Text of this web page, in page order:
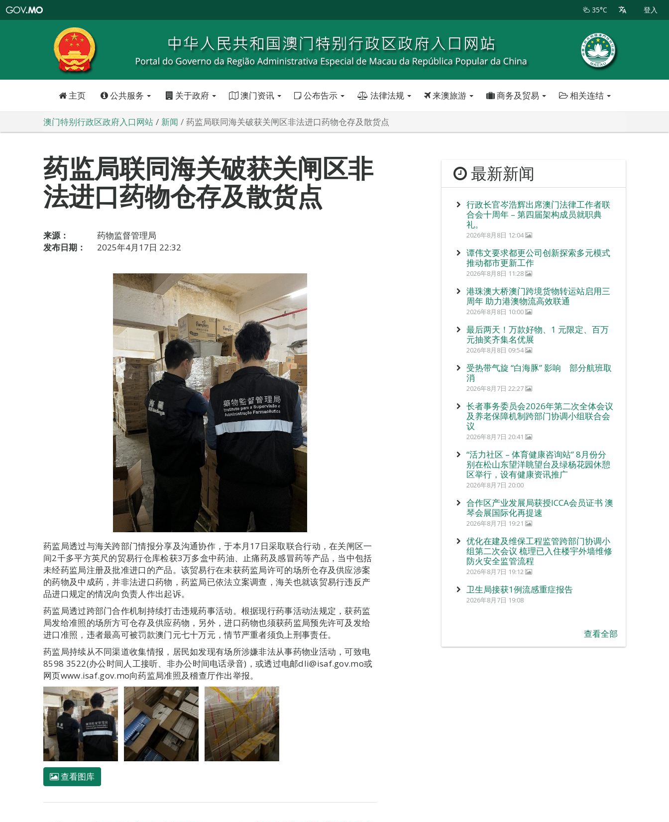
特
政
区
政
口
35°C 登入
主页 公共服务 关于政府 澳门资讯 公布告示 法律法规 来澳旅游 商务及贸易 相关连结
澳门特别行政区政府入口网站 新闻 药监局联同海关破获关闸区非法进口药物仓存及散货点
药监局联同海关破获关闸区非
法进口药物仓存及散货点
来源：
药物监督管理局
发布日期：
2025年4月17日 22:32
药监局透过与海关跨部门情报分享及沟通协作，于本月17日采取联合行动，在关闸区一
间2千多平方英尺的贸易行仓库检获3万多盒中药油、止痛药及感冒药等产品，当中包括
未经药监局注册及批准进口的产品。该贸易行在未获药监局许可的场所仓存及供应涉案
的药物及中成药，并非法进口药物，药监局已依法立案调查，海关也就该贸易行违反产
品进口规定的情况向负责人作出起诉。
药监局透过跨部门合作机制持续打击违规药事活动。根据现行药事活动法规定，获药监
局发给准照的场所方可仓存及供应药物，另外，进口药物也须获药监局预先许可及发给
进口准照，违者最高可被罚款澳门元七十万元，情节严重者须负上刑事责任。
药监局持续从不同渠道收集情报，居民如发现有场所涉嫌非法从事药物业活动，可致电
8598 3522(办公时间人工接听、非办公时间电话录音)，或透过电邮dli@isaf.gov.mo或
网页www.isaf.gov.mo向药监局准照及稽查厅作出举报。
查看图库
最新新闻
行政长官岑浩辉出席澳门法律工作者联
合会十周年 – 第四届架构成员就职典
礼。
2026年8月8日 12:04
谭伟文要求都更公司创新探索多元模式
推动都市更新工作
2026年8月8日 11:28
港珠澳大桥澳门跨境货物转运站启用三
周年 助力港澳物流高效联通
2026年8月8日 10:00
最后两天！万款好物、1 元限定、百万
元抽奖齐集名优展
2026年8月8日 09:54
受热带气旋 “白海豚” 影响 部分航班取
消
2026年8月7日 22:27
长者事务委员会2026年第二次全体会议
及养老保障机制跨部门协调小组联合会
议
2026年8月7日 20:41
“活力社区 – 体育健康咨询站” 8月份分
别在松山东望洋眺望台及绿杨花园休憩
区举行，设有健康资讯推广
2026年8月7日 20:00
合作区产业发展局获授ICCA会员证书 澳
琴会展国际化再提速
2026年8月7日 19:21
优化在建及维保工程监管跨部门协调小
组第二次会议 梳理已入住楼宇外墙维修
防火安全监管流程
2026年8月7日 19:12
卫生局接获1例流感重症报告
2026年8月7日 19:08
查看全部